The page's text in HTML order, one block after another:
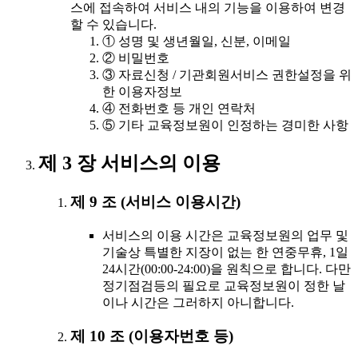
스에 접속하여 서비스 내의 기능을 이용하여 변경
할 수 있습니다.
① 성명 및 생년월일, 신분, 이메일
② 비밀번호
③ 자료신청 / 기관회원서비스 권한설정을 위
한 이용자정보
④ 전화번호 등 개인 연락처
⑤ 기타 교육정보원이 인정하는 경미한 사항
제 3 장 서비스의 이용
제 9 조 (서비스 이용시간)
서비스의 이용 시간은 교육정보원의 업무 및
기술상 특별한 지장이 없는 한 연중무휴, 1일
24시간(00:00-24:00)을 원칙으로 합니다. 다만
정기점검등의 필요로 교육정보원이 정한 날
이나 시간은 그러하지 아니합니다.
제 10 조 (이용자번호 등)